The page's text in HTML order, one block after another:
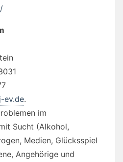
ev.de.
im
Sucht (Alkohol,
Medien, Glücksspiel
Angehörige und